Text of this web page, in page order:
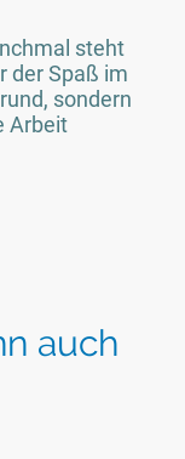
steht
der Spaß im
sondern
Arbeit
auch